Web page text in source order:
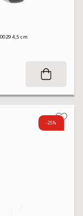
Συλλεκτική Φιγούρα Robert Lewandowski [Poland] G0029 4,5 cm
-25%